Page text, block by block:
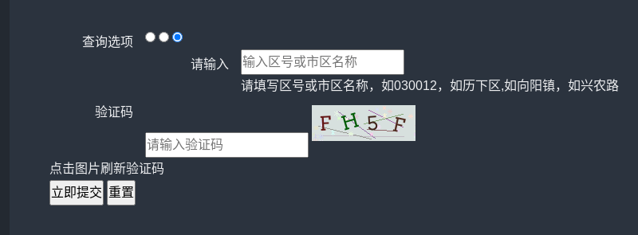
查询选项
请输入
请填写区号或市区名称，如030012，如历下区,如向阳镇，如兴农路
验证码
点击图片刷新验证码
立即提交 重置